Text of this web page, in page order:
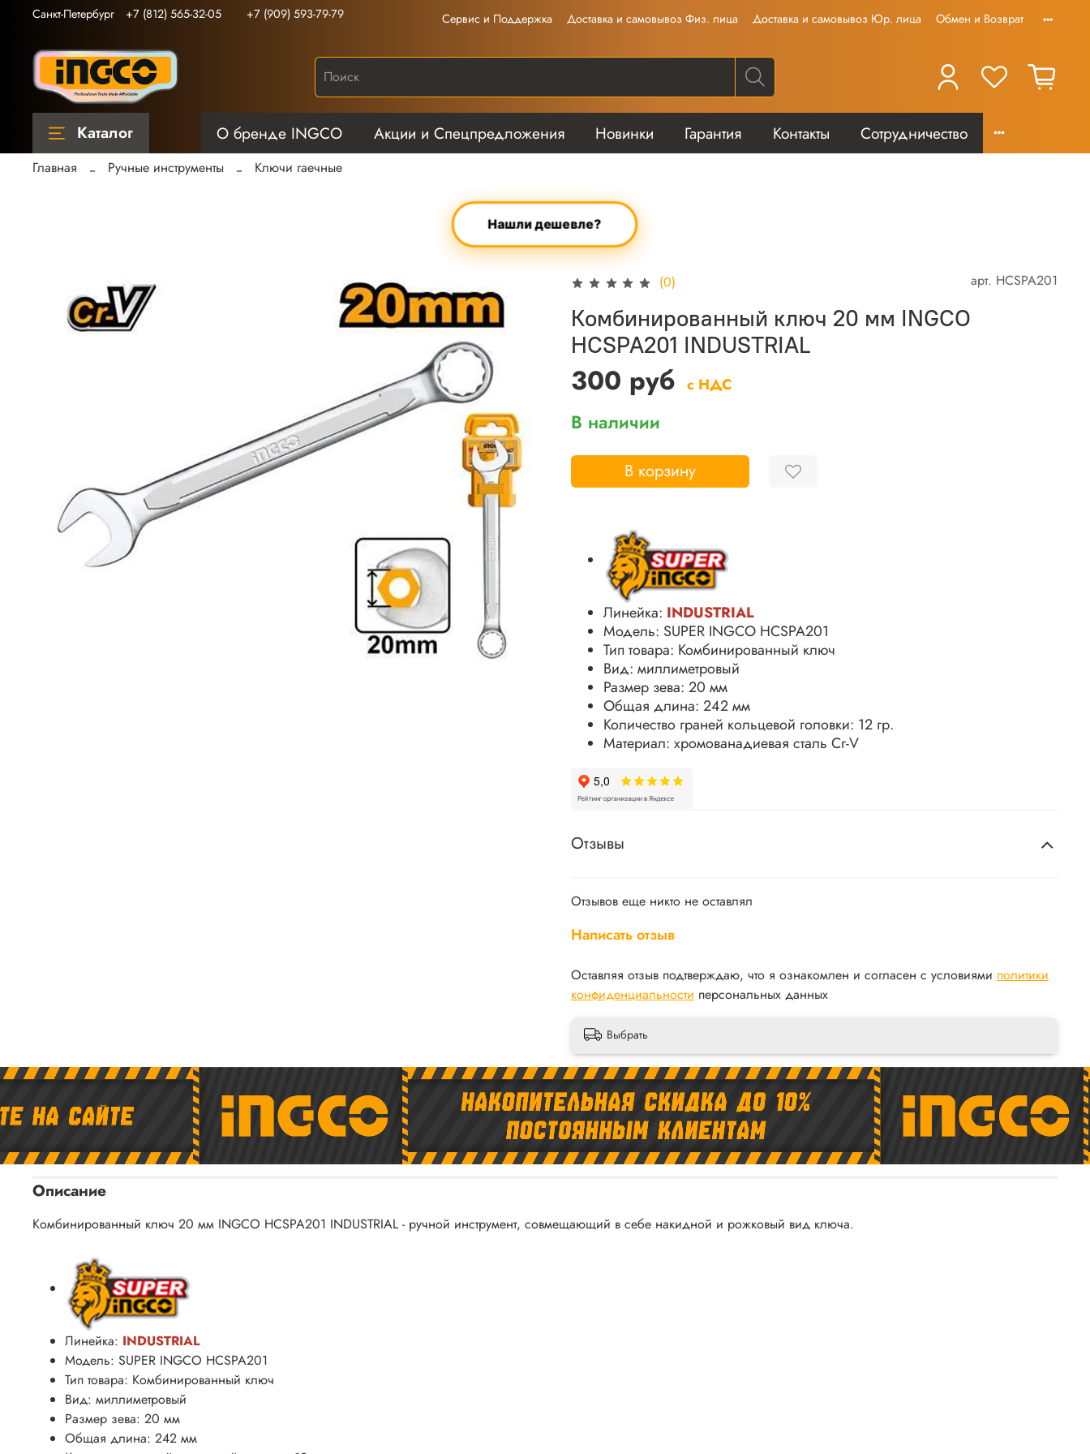
Сервис и Поддержка Доставка и самовывоз Физ. лица Доставка и самовывоз Юр. лица Обмен и Возврат
Санкт-Петербург +7 (812) 565-32-05 +7 (909) 593-79-79
Каталог О бренде INGCO Акции и Спецпредложения Новинки Гарантия Контакты Сотрудничество
Главная Ручные инструменты Ключи гаечные
Нашли дешевле?
(0) арт. HCSPA201
Комбинированный ключ 20 мм INGCO
HCSPA201 INDUSTRIAL
300 руб с НДС
В наличии
В корзину
Линейка: INDUSTRIAL
Модель: SUPER INGCO HCSPA201
Тип товара: Комбинированный ключ
Вид: миллиметровый
Размер зева: 20 мм
Общая длина: 242 мм
Количество граней кольцевой головки: 12 гр.
Материал: хромованадиевая сталь Cr-V
Отзывы
Отзывов еще никто не оставлял
Написать отзыв
Оставляя отзыв подтверждаю, что я ознакомлен и согласен с условиями политики
конфиденциальности персональных данных
Выбрать
Описание
Комбинированный ключ 20 мм INGCO HCSPA201 INDUSTRIAL - ручной инструмент, совмещающий в себе накидной и рожковый вид ключа.
Линейка: INDUSTRIAL
Модель: SUPER INGCO HCSPA201
Тип товара: Комбинированный ключ
Вид: миллиметровый
Размер зева: 20 мм
Общая длина: 242 мм